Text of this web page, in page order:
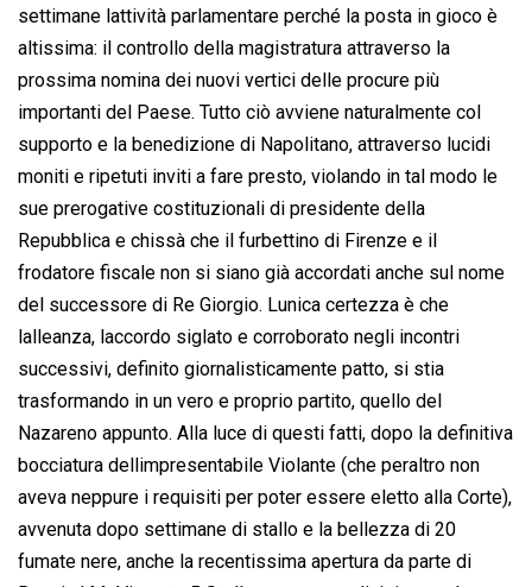
settimane lattività parlamentare perché la posta in gioco è
altissima: il controllo della magistratura attraverso la
prossima nomina dei nuovi vertici delle procure più
importanti del Paese. Tutto ciò avviene naturalmente col
supporto e la benedizione di Napolitano, attraverso lucidi
moniti e ripetuti inviti a fare presto, violando in tal modo le
sue prerogative costituzionali di presidente della
Repubblica e chissà che il furbettino di Firenze e il
frodatore fiscale non si siano già accordati anche sul nome
del successore di Re Giorgio. Lunica certezza è che
lalleanza, laccordo siglato e corroborato negli incontri
successivi, definito giornalisticamente patto, si stia
trasformando in un vero e proprio partito, quello del
Nazareno appunto. Alla luce di questi fatti, dopo la definitiva
bocciatura dellimpresentabile Violante (che peraltro non
aveva neppure i requisiti per poter essere eletto alla Corte),
avvenuta dopo settimane di stallo e la bellezza di 20
fumate nere, anche la recentissima apertura da parte di